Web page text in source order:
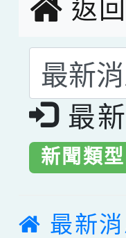
返
選擇
最
新聞類型
最新